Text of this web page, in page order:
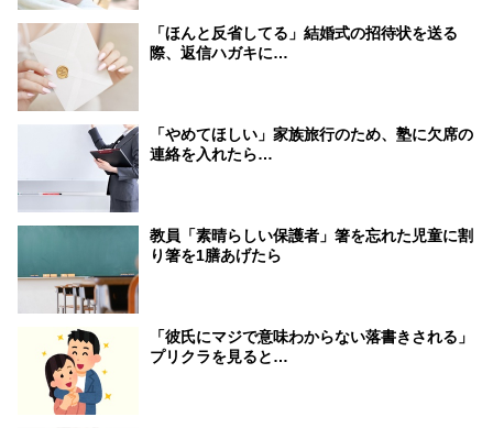
「ほんと反省してる」結婚式の招待状を送る
際、返信ハガキに…
「やめてほしい」家族旅行のため、塾に欠席の
連絡を入れたら…
教員「素晴らしい保護者」箸を忘れた児童に割
り箸を1膳あげたら
「彼氏にマジで意味わからない落書きされる」
プリクラを見ると…